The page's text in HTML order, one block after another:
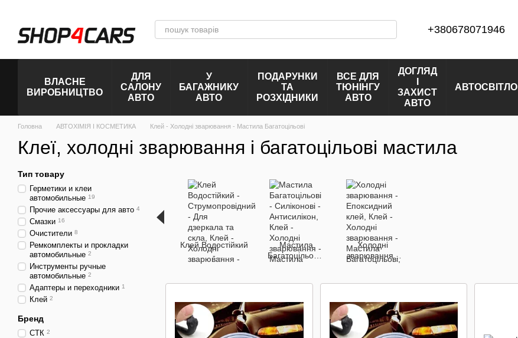
+380678071946
ВЛАСНЕ
ВИРОБНИЦТВО
ДЛЯ
САЛОНУ
АВТО
У
БАГАЖНИКУ
АВТО
ПОДАРУНКИ
ТА
РОЗХІДНИКИ
ВСЕ ДЛЯ
ТЮНІНГУ
АВТО
ДОГЛЯД
ЗАХИСТ
АВТО
АВТОСВІТЛО
Головна АВТОХІМІЯ І КОСМЕТИКА Клей - Холодні зварювання - Мастила Багатоцільові
Клеї, холодні зварювання і багатоцільові мастила
Клей Водостійкий
-
Струмопровідний
Мастила
Багатоцільові -
Холодні
зварювання -
Епоксидний
Тип товару
Герметики и клеи
автомобильные 19
Прочие аксессуары для авто 4
Смазки 16
Очистители 8
Ремкомплекты и прокладки
автомобильные 2
Инструменты ручные
автомобильные 2
Адаптеры и переходники 1
Клей 2
Бренд
СТК 2